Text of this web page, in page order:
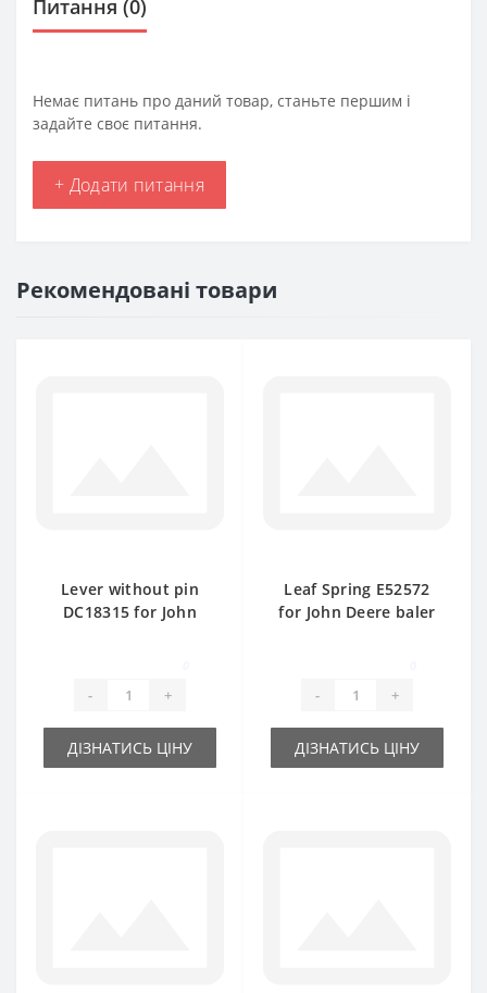
Питання (0)
Немає питань про даний товар, станьте першим і
задайте своє питання.
+ Додати питання
Рекомендовані товари
Lever without pin
DC18315 for John
- +
ДІЗНАТИСЬ ЦІНУ
Leaf Spring E52572
for John Deere baler
- +
ДІЗНАТИСЬ ЦІНУ